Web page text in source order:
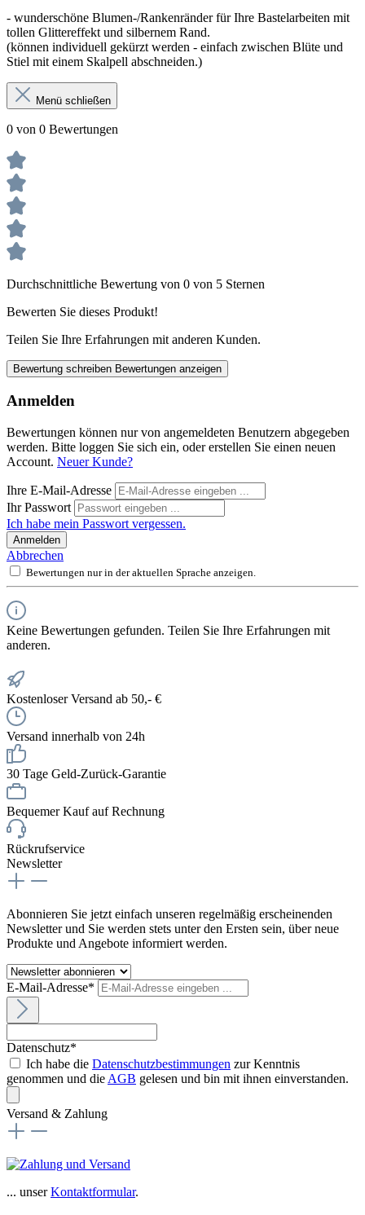
- wunderschöne Blumen-/Rankenränder für Ihre Bastelarbeiten mit
tollen Glittereffekt und silbernem Rand.
(können individuell gekürzt werden - einfach zwischen Blüte und
Stiel mit einem Skalpell abschneiden.)
Menü schließen
0 von 0 Bewertungen
Durchschnittliche Bewertung von 0 von 5 Sternen
Bewerten Sie dieses Produkt!
Teilen Sie Ihre Erfahrungen mit anderen Kunden.
Bewertung schreiben Bewertungen anzeigen
Anmelden
Bewertungen können nur von angemeldeten Benutzern abgegeben
werden. Bitte loggen Sie sich ein, oder erstellen Sie einen neuen
Account. Neuer Kunde?
Ihre E-Mail-Adresse
Ihr Passwort
Ich habe mein Passwort vergessen.
Anmelden
Abbrechen
Bewertungen nur in der aktuellen Sprache anzeigen.
Keine Bewertungen gefunden. Teilen Sie Ihre Erfahrungen mit
anderen.
Kostenloser Versand ab 50,- €
Versand innerhalb von 24h
30 Tage Geld-Zurück-Garantie
Bequemer Kauf auf Rechnung
Rückrufservice
Newsletter
Abonnieren Sie jetzt einfach unseren regelmäßig erscheinenden
Newsletter und Sie werden stets unter den Ersten sein, über neue
Produkte und Angebote informiert werden.
E-Mail-Adresse*
Datenschutz*
Ich habe die Datenschutzbestimmungen zur Kenntnis
genommen und die AGB gelesen und bin mit ihnen einverstanden.
Versand & Zahlung
... unserKontaktformular.